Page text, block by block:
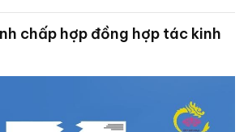
hợp đồng mua bán hàng hóa như
dõi bài viết dưới đây của Công ty
chấp hợp đồng hợp tác kinh